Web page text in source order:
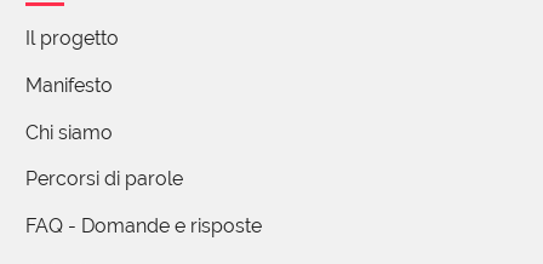
per indicare un breve componimento,
solitamente per pianoforte, ma anche nella
Fra le bagatelle più note vi sono quelle
composte da Ludwig van Beethoven fra cui
Opus 33, Opus 119, Opus 126 e la nota Per
Elisa......
Il progetto
Manifesto
Chi siamo
Percorsi di parole
FAQ - Domande e risposte